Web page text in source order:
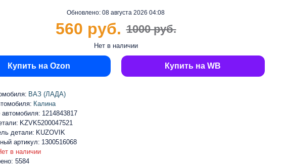
в наличии
ВАЗ (ЛАДА)
Калина
автомобиля: 1214843817
KZVK5200047521
детали: KUZOVIK
артикул: 1300516068
5584
Обновлено: 08 августа 2026 04:08
Нет в наличии
1000 руб.
560 руб.
Купить на Ozon Купить на WB